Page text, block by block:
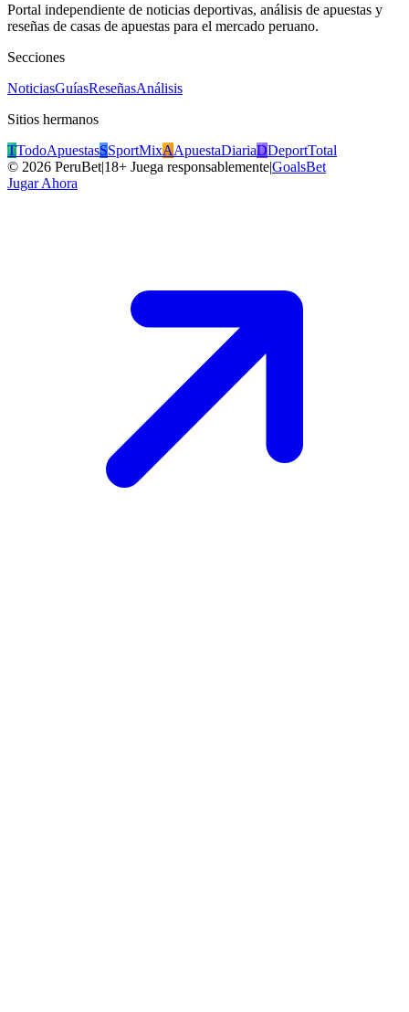
Portal independiente de noticias deportivas, análisis de apuestas y
reseñas de casas de apuestas para el mercado peruano.
Secciones
NoticiasGuíasReseñasAnálisis
Sitios hermanos
TTodoApuestasSSportMixAApuestaDiariaDDeportTotal
© 2026 PeruBet|18+ Juega responsablemente|GoalsBet
Jugar Ahora